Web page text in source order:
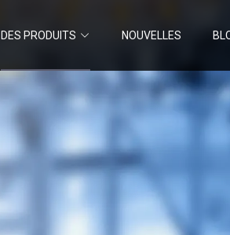
DES PRODUITS NOUVELLES